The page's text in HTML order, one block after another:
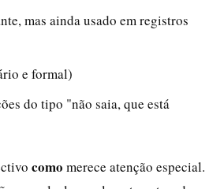
mas ainda usado em registros
e formal)
do tipo "não saia, que está
como merece atenção especial.